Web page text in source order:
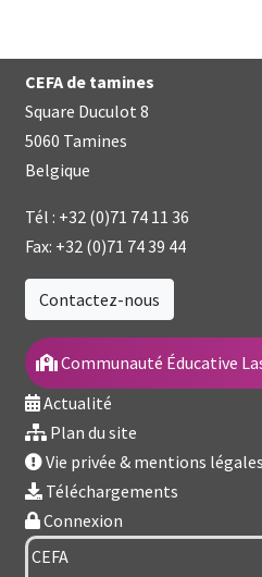
CEFA de tamines
Square Duculot 8
5060 Tamines
Belgique
Tél : +32 (0)71 74 11 36
Fax: +32 (0)71 74 39 44
Contactez-nous
Communauté Éducative
Actualité
Plan du site
Vie privée & mentions légales
Téléchargements
Connexion
CEFA
Année
précédente
Mois
précédent